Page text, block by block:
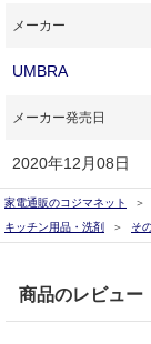
メーカー
UMBRA
メーカー発売日
2020年12月08日
家電通販のコジマネット
キッチン用品・洗剤
そ
商品のレビュー